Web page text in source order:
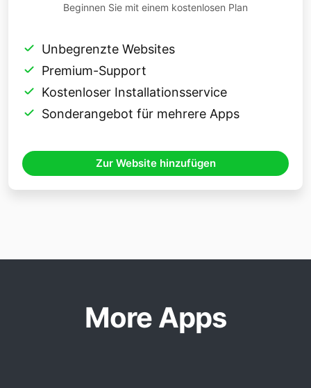
Beginnen Sie mit einem kostenlosen Plan
Unbegrenzte Websites
Premium-Support
Kostenloser Installationsservice
Sonderangebot für mehrere Apps
Zur Website hinzufügen
More Apps